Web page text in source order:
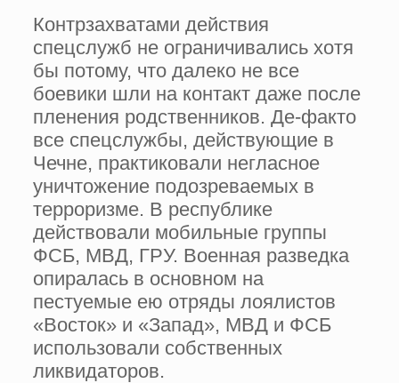
Контрзахватами действия
спецслужб не ограничивались хотя
бы потому, что далеко не все
боевики шли на контакт даже после
пленения родственников. Де-факто
все спецслужбы, действующие в
Чечне, практиковали негласное
уничтожение подозреваемых в
терроризме. В республике
действовали мобильные группы
ФСБ, МВД, ГРУ. Военная разведка
опиралась в основном на
пестуемые ею отряды лоялистов
«Восток» и «Запад», МВД и ФСБ
использовали собственных
ликвидаторов.